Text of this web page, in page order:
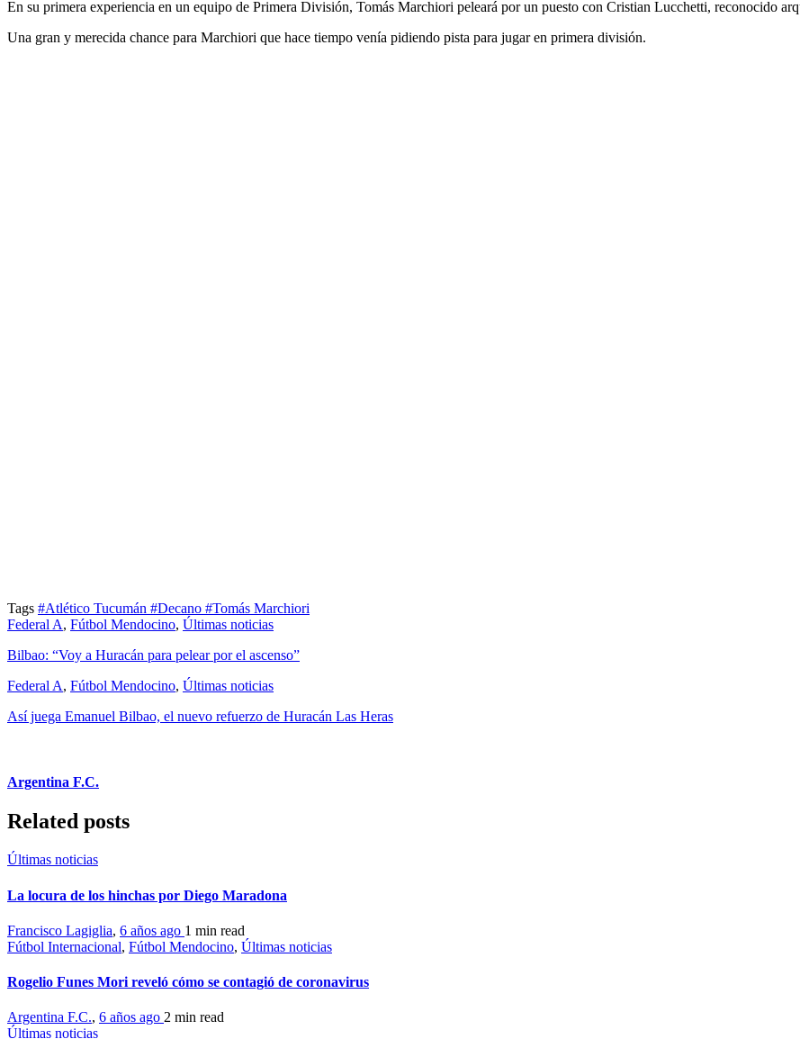
En su primera experiencia en un equipo de Primera División, Tomás Marchiori peleará por un puesto con Cristian Lucchetti, reconocido
Una gran y merecida chance para Marchiori que hace tiempo venía pidiendo pista para jugar en primera división.
Tags #Atlético Tucumán #Decano #Tomás Marchiori
Federal A, Fútbol Mendocino, Últimas noticias
Bilbao: “Voy a Huracán para pelear por el ascenso”
Federal A, Fútbol Mendocino, Últimas noticias
Así juega Emanuel Bilbao, el nuevo refuerzo de Huracán Las Heras
Argentina F.C.
Related posts
Últimas noticias
La locura de los hinchas por Diego Maradona
Francisco Lagiglia, 6 años ago 1 min read
Fútbol Internacional, Fútbol Mendocino, Últimas noticias
Rogelio Funes Mori reveló cómo se contagió de coronavirus
Argentina F.C., 6 años ago 2 min read
Últimas noticias